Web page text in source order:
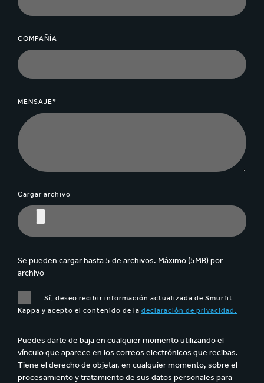
COMPAÑÍA
MENSAJE*
Cargar archivo
Se pueden cargar hasta 5 de archivos. Máximo (5MB) por
archivo
Sí, deseo recibir información actualizada de Smurfit
Kappa y acepto el contenido de la declaración de privacidad.
Puedes darte de baja en cualquier momento utilizando el
vínculo que aparece en los correos electrónicos que recibas.
Tiene el derecho de objetar, en cualquier momento, sobre el
procesamiento y tratamiento de sus datos personales para